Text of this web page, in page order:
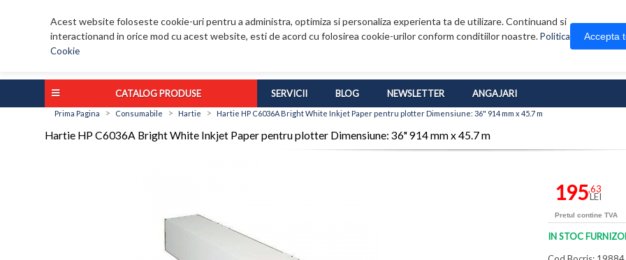
Acest website foloseste cookie-uri pentru a administra, optimiza si personaliza experienta ta de utilizare. Continuand si
interactionand in orice mod cu acest website, esti de acord cu folosirea cookie-urilor conform conditiilor noastre.Politica
Cookie
Accepta
CATALOG PRODUSE SERVICII BLOG NEWSLETTER ANGAJARI
Prima Pagina > Consumabile > Hartie > Hartie HP C6036A Bright White Inkjet Paper pentru plotter Dimensiune: 36" 914 mm x 45.7 m
Hartie HP C6036A Bright White Inkjet Paper pentru plotter Dimensiune: 36" 914 mm x 45.7 m
195,63
LEI
Pretul contine TVA
IN STOC